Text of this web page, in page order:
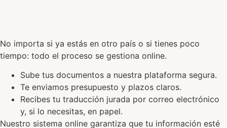
No importa si ya estás en otro país o si tienes poco
tiempo: todo el proceso se gestiona online.
Sube tus documentos a nuestra plataforma segura.
Te enviamos presupuesto y plazos claros.
Recibes tu traducción jurada por correo electrónico
y, si lo necesitas, en papel.
Nuestro sistema online garantiza que tu información esté